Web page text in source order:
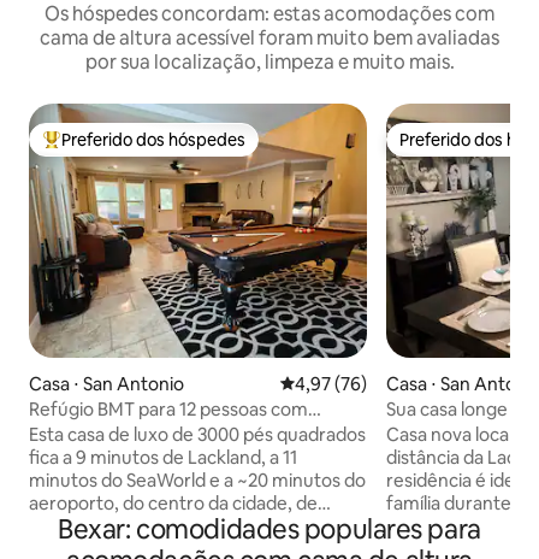
Os hóspedes concordam: estas acomodações com
cama de altura acessível foram muito bem avaliadas
por sua localização, limpeza e muito mais.
Entre os melhores preferidos dos hóspedes
Preferido dos hóspedes
Casa ⋅ San Antonio 4,97 de uma avaliação média
4,97 (76)
Refúgio BMT para 12 pessoas com
piscina, churrasqueiras, jogos e cinema
Esta casa de luxo de 3000 pés quadrados
fica a 9 minutos de Lackland, a 11
minutos do SeaWorld e a ~20 minutos do
aeroporto, do centro da cidade, de
restaurantes, de golfe, de compras e de
todas as opções de entretenimento que
Preferido dos
Preferido dos
Casa ⋅ San
Sua casa longe
BMT/Corp Rental
Casa nova
distância da
residência é ideal
família durante o
férias em família.
aconchegante de
Bexar: comodidades populares para